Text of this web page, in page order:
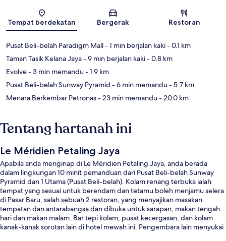
Tempat berdekatan Bergerak Restoran
Pusat Beli-belah Paradigm Mall- 1 min berjalan kaki- 0.1 km
Taman Tasik Kelana Jaya- 9 min berjalan kaki- 0.8 km
Evolve- 3 min memandu- 1.9 km
Pusat Beli-belah Sunway Pyramid - 6 min memandu- 5.7 km
Menara Berkembar Petronas- 23 min memandu- 20.0 km
Tentang hartanah ini
Le Méridien Petaling Jaya
Apabila anda menginap di Le Méridien Petaling Jaya, anda berada
dalam lingkungan 10 minit pemanduan dari Pusat Beli-belah Sunway
Pyramid dan 1 Utama (Pusat Beli-belah). Kolam renang terbuka ialah
tempat yang sesuai untuk berendam dan tetamu boleh menjamu selera
di Pasar Baru, salah sebuah 2 restoran, yang menyajikan masakan
tempatan dan antarabangsa dan dibuka untuk sarapan, makan tengah
hari dan makan malam. Bar tepi kolam, pusat kecergasan, dan kolam
kanak-kanak sorotan lain di hotel mewah ini. Pengembara lain menyukai